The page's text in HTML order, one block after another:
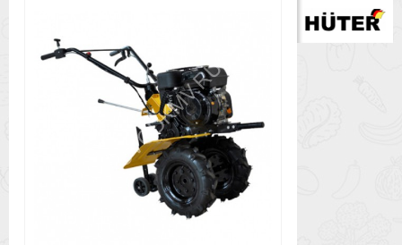
Доставка
Оптовикам